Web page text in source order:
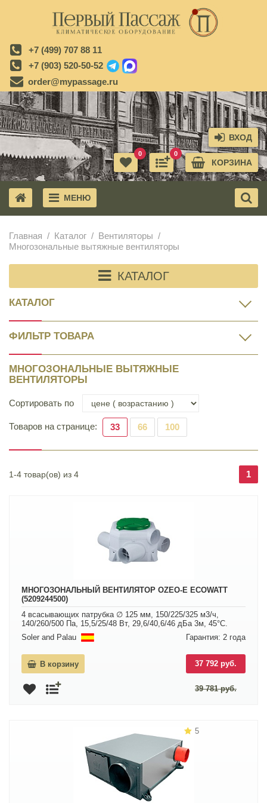
+7 (499) 707 88 11
+7 (903) 520-50-52
order@mypassage.ru
ВХОД
КОРЗИНА
0
0
МЕНЮ
Главная Каталог
Вентиляторы
Многозональные вытяжные вентиляторы
КАТАЛОГ
КАТАЛОГ
ФИЛЬТР ТОВАРА
МНОГОЗОНАЛЬНЫЕ ВЫТЯЖНЫЕ
ВЕНТИЛЯТОРЫ
Сортировать по
Товаров на странице: 33 66 100
1-4 товар(ов) из 4 1
МНОГОЗОНАЛЬНЫЙ ВЕНТИЛЯТОР OZEO-E ECOWATT
(5209244500)
4 всасывающих патрубка ∅ 125 мм, 150/225/325 м3/ч,
140/260/500 Па, 15,5/25/48 Вт, 29,6/40,6/46 дБа 3м, 45°С.
Soler and Palau
Гарантия: 2 года
37 792 руб.
39 781 руб.
В корзину
5